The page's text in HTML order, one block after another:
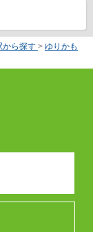
から探す > ゆりかも